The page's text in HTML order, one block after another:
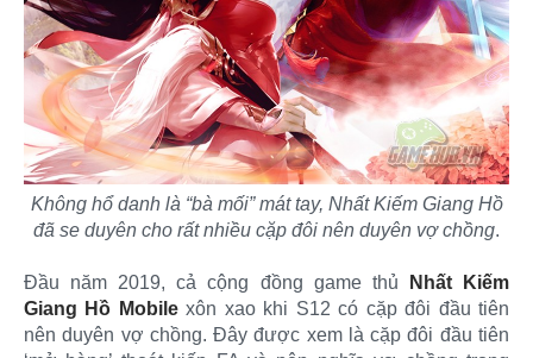
Không hổ danh là “bà mối” mát tay, Nhất Kiếm Giang Hồ
đã se duyên cho rất nhiều cặp đôi nên duyên vợ chồng.​
Đầu năm 2019, cả cộng đồng game thủ
Nhất Kiếm
Giang Hồ Mobilexôn xao khi S12 có cặp đôi đầu tiên
nên duyên vợ chồng. Đây được xem là cặp đôi đầu tiên